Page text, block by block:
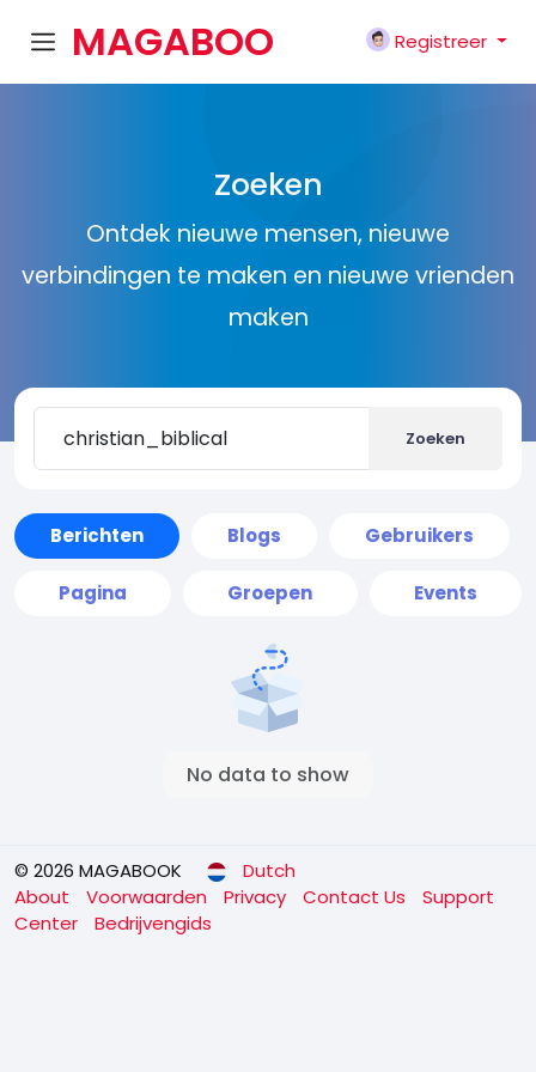
MAGABOO
Registreer
Zoeken
Ontdek nieuwe mensen, nieuwe
verbindingen te maken en nieuwe vrienden
maken
Zoeken
Berichten Blogs Gebruikers
Pagina Groepen Events
No data to show
© 2026 MAGABOOK
Dutch
About
Voorwaarden Privacy Contact Us
Support
Center
Bedrijvengids